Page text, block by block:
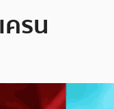
ครน